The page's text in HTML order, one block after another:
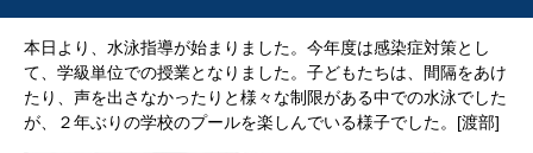
本日より、水泳指導が始まりました。今年度は感染症対策とし
て、学級単位での授業となりました。子どもたちは、間隔をあけ
たり、声を出さなかったりと様々な制限がある中での水泳でした
が、２年ぶりの学校のプールを楽しんでいる様子でした。[渡部]